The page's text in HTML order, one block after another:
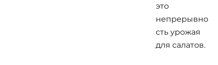
это
непрерывно
сть урожая
для салатов.